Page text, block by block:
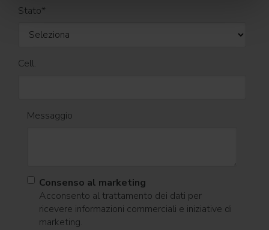
Stato*
Cell.
Messaggio
Consenso al marketing
Acconsento al trattamento dei dati per
ricevere informazioni commerciali e iniziative di
marketing.